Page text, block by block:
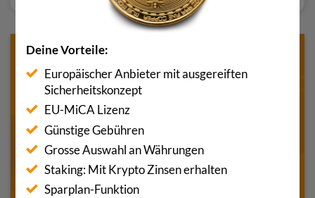
Deine Vorteile:
Europäischer Anbieter mit ausgereiften
Sicherheitskonzept
EU-MiCA Lizenz
Günstige Gebühren
Grosse Auswahl an Währungen
Staking: Mit Krypto Zinsen erhalten
Sparplan-Funktion